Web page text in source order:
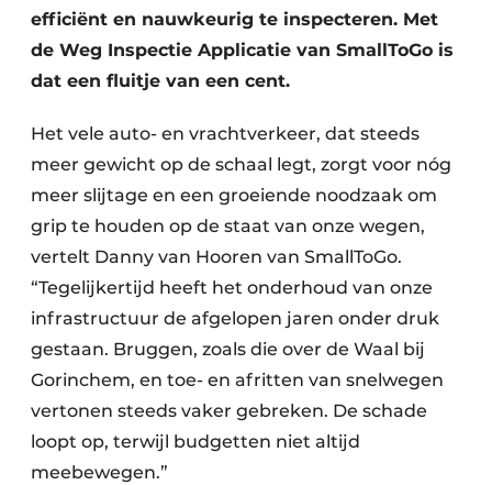
Machines & Materieel
efficiënt en nauwkeurig te inspecteren. Met
de Weg Inspectie Applicatie van SmallToGo is
dat een fluitje van een cent.
Het vele auto- en vrachtverkeer, dat steeds
meer gewicht op de schaal legt, zorgt voor nóg
meer slijtage en een groeiende noodzaak om
grip te houden op de staat van onze wegen,
vertelt Danny van Hooren van SmallToGo.
“Tegelijkertijd heeft het onderhoud van onze
infrastructuur de afgelopen jaren onder druk
gestaan. Bruggen, zoals die over de Waal bij
Gorinchem, en toe- en afritten van snelwegen
vertonen steeds vaker gebreken. De schade
loopt op, terwijl budgetten niet altijd
meebewegen.”